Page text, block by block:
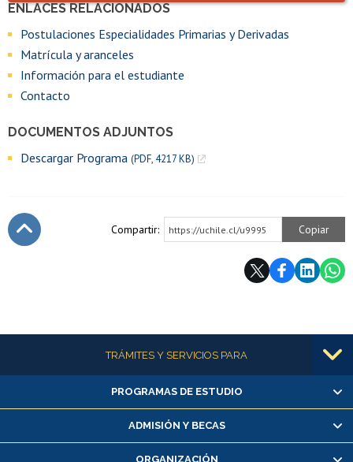
Enlaces y documentos de interés
ENLACES RELACIONADOS
Postulaciones Especialidades Primarias y Derivadas
Matrícula y aranceles
Información para el estudiante
Contacto
DOCUMENTOS ADJUNTOS
Descargar Programa (PDF, 4217 KB)
Compartir: https://uchile.cl/u9995 Copiar
Más informaciónTRÁMITES Y SERVICIOS PARA
Alumnas/os y exalumnas/os
Matrícula en línea
Inscripción y cambio de asignaturas
PROGRAMAS DE ESTUDIO
ADMISIÓN Y BECAS
ORGANIZACIÓN